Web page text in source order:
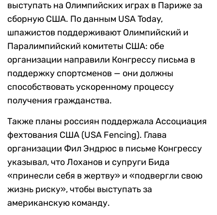
выступать на Олимпийских играх в Париже за
сборную США. По данным USA Today,
шпажистов поддерживают Олимпийский и
Паралимпийский комитеты США: обе
организации направили Конгрессу письма в
поддержку спортсменов — они должны
способствовать ускоренному процессу
получения гражданства.
Также планы россиян поддержала Ассоциация
фехтования США (USA Fencing). Глава
организации Фил Эндрюс в письме Конгрессу
указывал, что Лоханов и супруги Бида
«принесли себя в жертву» и «подвергли свою
жизнь риску», чтобы выступать за
американскую команду.